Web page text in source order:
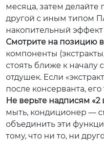
месяца, затем
другой с иным типом
накопительный эффект
Смотрите на позицию в
компоненты
стоять ближе к началу
отдушек. Если
после консерванта,
Не верьте надписям «2
мыть, кондиционер —
объединить эти
тому, что ни то, ни